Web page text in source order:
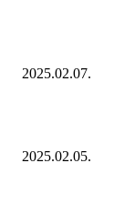
2025.02.07.
2025.02.05.